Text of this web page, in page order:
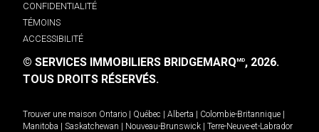
CONFIDENTIALITÉ
TÉMOINS
ACCESSIBILITÉ
© SERVICES IMMOBILIERS BRIDGEMARQMD, 2026.
TOUS DROITS RÉSERVÉS.
Trouver une maison Ontario Québec Alberta Colombie-Britannique
Manitoba
Saskatchewan Nouveau-Brunswick
Terre-Neuve-et-Labrador